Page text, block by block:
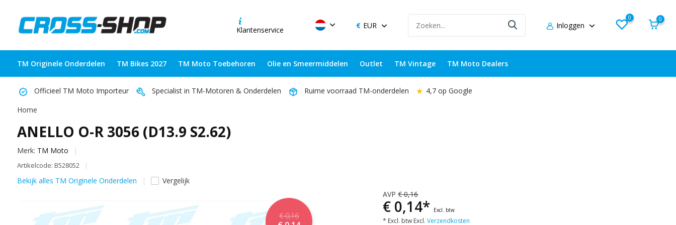
Klantenservice EUR Inloggen
0 0
TM Originele Onderdelen TM Bikes 2027 TM Moto Toebehoren Olie en Smeermiddelen Outlet TM Vintage TM Moto Dealers
Officieel TM Moto Importeur Specialist in TM-Motoren & Onderdelen Ruime voorraad TM-onderdelen ★ 4,7 op Google
Home
ANELLO O-R 3056 (D13.9 S2.62)
Merk: TM Moto
Artikelcode: B528052
Bekijk alles TM Originele Onderdelen Vergelijk
€ 0,16
AVP€ 0,16
€ 0,14* Excl. btw
* Excl. btw Excl.Verzendkosten